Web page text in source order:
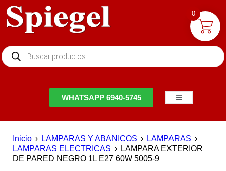
WHATSAPP 6940-5745
Inicio › LAMPARAS Y ABANICOS › LAMPARAS ›
LAMPARAS ELECTRICAS › LAMPARA EXTERIOR
DE PARED NEGRO 1L E27 60W 5005-9
0